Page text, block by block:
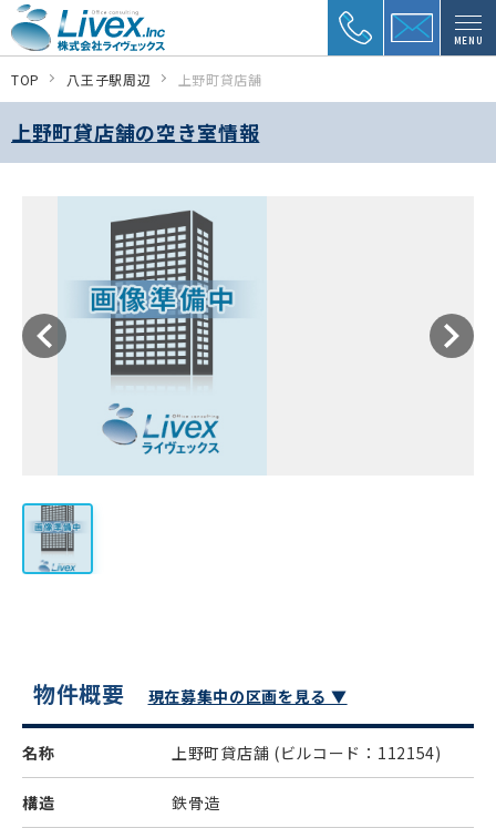
MENU
TOP 八王子駅周辺 上野町貸店舗
上野町貸店舗の空き室情報
物件概要 現在募集中の区画を見る ▼
名称 上野町貸店舗 (ビルコード：112154)
構造 鉄骨造